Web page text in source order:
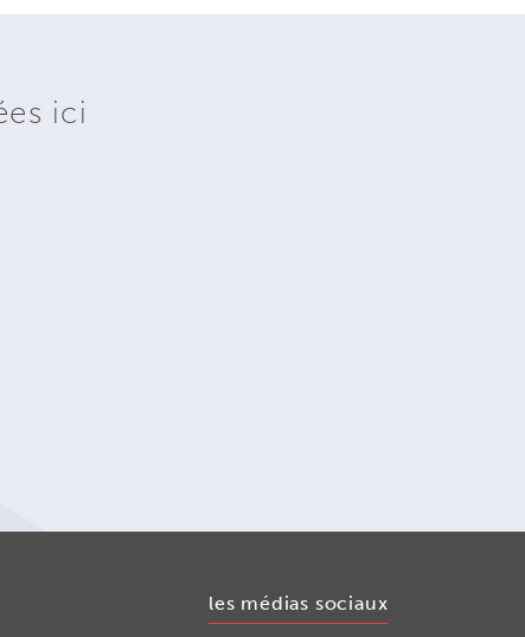
ici
les médias sociaux